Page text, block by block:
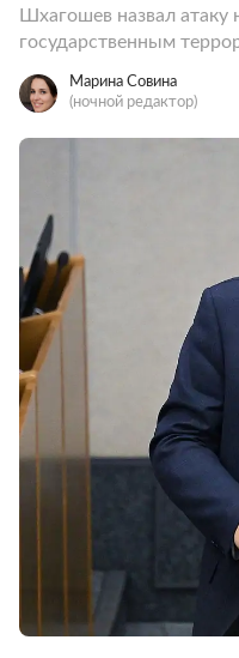
Шхагошев назвал
государственным
Марина Совина
(ночной редактор)